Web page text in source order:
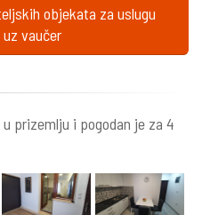
objekata za uslugu
vaučer
prizemlju i pogodan je za 4